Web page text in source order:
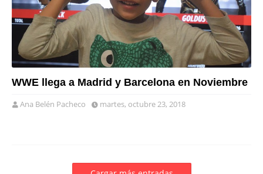
WWE llega a Madrid y Barcelona en Noviembre
Ana Belén Pacheco martes, octubre 23, 2018